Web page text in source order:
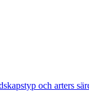
och arters